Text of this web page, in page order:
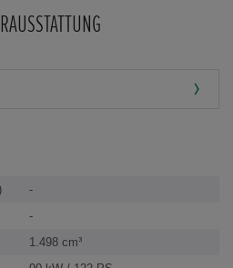
-
-
1.498 cm³